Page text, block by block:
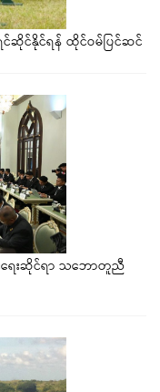
င်ဆိုင်နိုင်ရန် ထိုင်ဝမ်ပြင်ဆင်
းရေးဆိုင်ရာ သဘောတူညီ